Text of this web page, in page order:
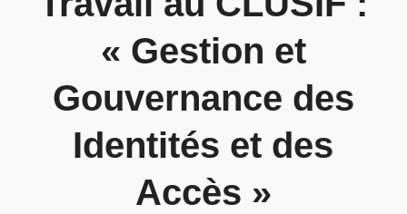
« Gestion et
Gouvernance des
Identités et des
Accès »